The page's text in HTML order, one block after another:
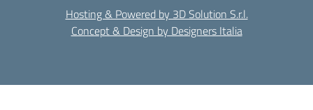
Hosting & Powered by 3D Solution S.r.l.
Concept & Design by Designers Italia